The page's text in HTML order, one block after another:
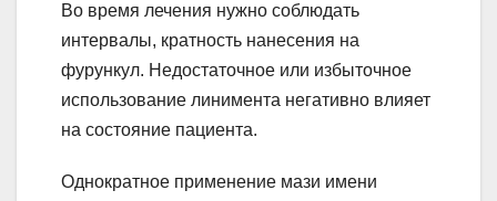
Во время лечения нужно соблюдать
интервалы, кратность нанесения на
фурункул. Недостаточное или избыточное
использование линимента негативно влияет
на состояние пациента.
Однократное применение мази имени